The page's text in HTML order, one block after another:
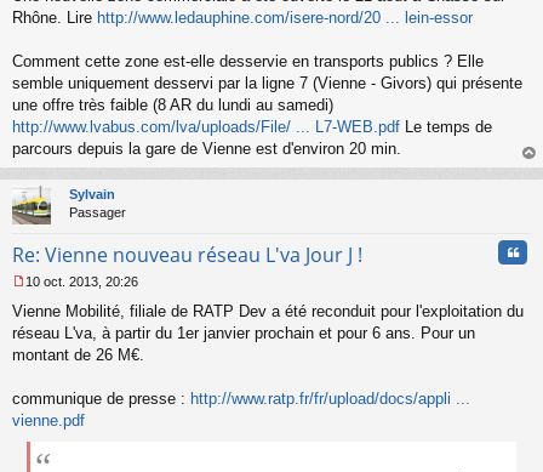
s
g
e
n
o
n
u
Rhône. Lire http://www.ledauphine.com/isere-nord/20 ... lein-essor
Comment cette zone est-elle desservie en transports publics ? Elle
semble uniquement desservi par la ligne 7 (Vienne - Givors) qui présente
une offre très faible (8 AR du lundi au samedi)
http://www.lvabus.com/lva/uploads/File/ ... L7-WEB.pdf Le temps de
parcours depuis la gare de Vienne est d'environ 20 min.
au
Sylvain
Passager
Re: Vienne nouveau réseau L'va Jour J !
e
s
s
e
n
o
10 oct. 2013, 20:26
Vienne Mobilité, filiale de RATP Dev a été reconduit pour l'exploitation du
réseau L'va, à partir du 1er janvier prochain et pour 6 ans. Pour un
montant de 26 M€.
communique de presse : http://www.ratp.fr/fr/upload/docs/appli ...
vienne.pdf